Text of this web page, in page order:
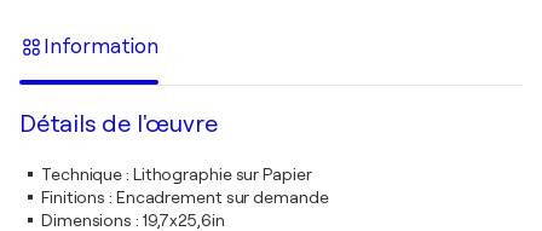
Information
Détails de l'œuvre
Technique: Lithographie sur Papier
Finitions : Encadrement sur demande
Dimensions : 19,7x25,6in